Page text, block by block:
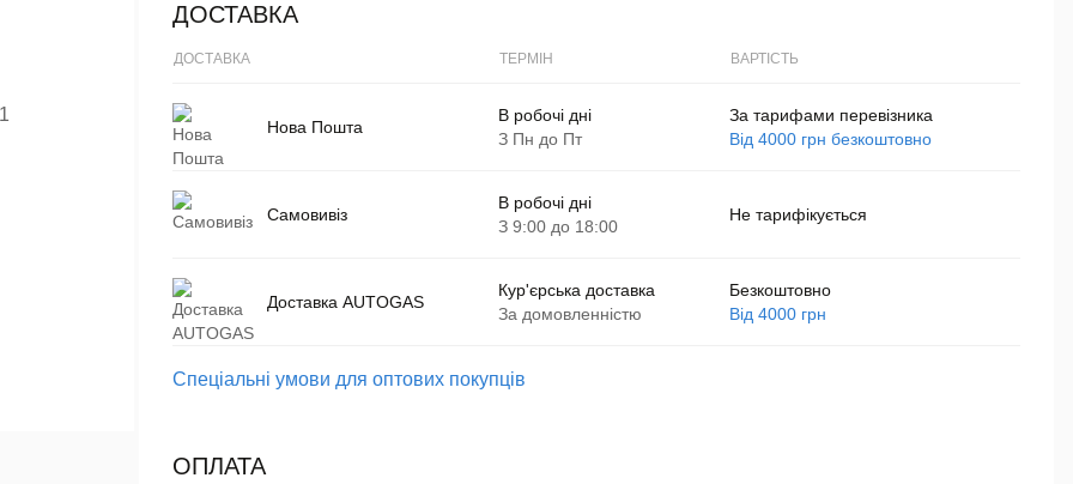
ДОСТАВКА
ДОСТАВКА ТЕРМІН ВАРТІСТЬ
Нова Пошта
В робочі дні
З Пн до Пт
За тарифами перевізника
Від 4000 грн безкоштовно
Самовивіз
В робочі дні
З 9:00 до 18:00
Не тарифікується
Доставка AUTOGAS
Кур'єрська доставка
За домовленністю
Безкоштовно
Від 4000 грн
Спеціальні умови для оптових покупців
ОПЛАТА